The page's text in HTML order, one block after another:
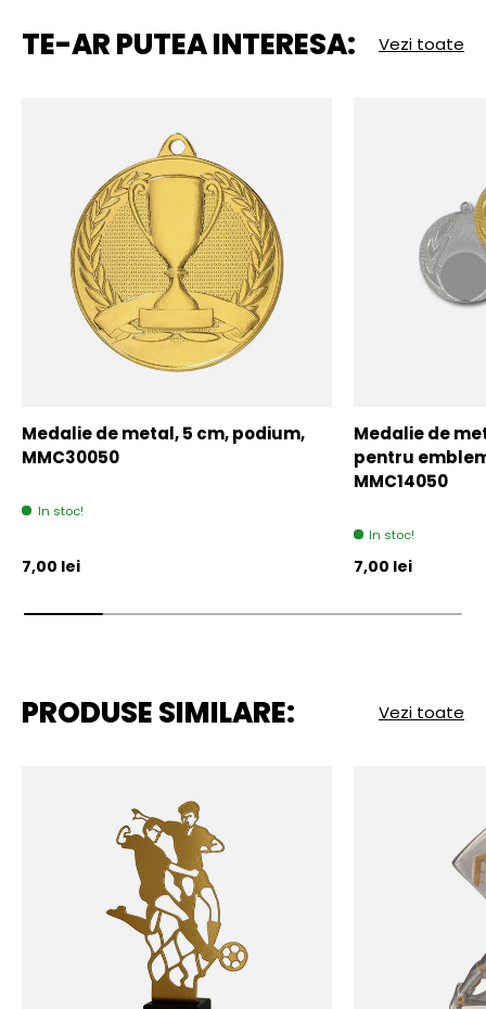
TE-AR PUTEA INTERESA: Vezi toate
Medalie de metal, 5 cm, podium,
MMC30050
In stoc!
Pret initial
7,00 lei
Medalie de
pentru
MMC14050
In stoc!
Pret initial
7,00 lei
PRODUSE SIMILARE: Vezi toate